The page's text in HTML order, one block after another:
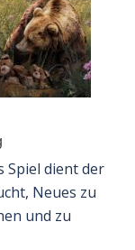
Spiel dient der
Neues zu
und zu